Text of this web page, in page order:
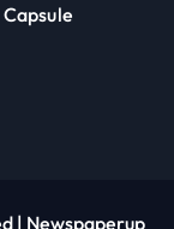
| Newspaperup